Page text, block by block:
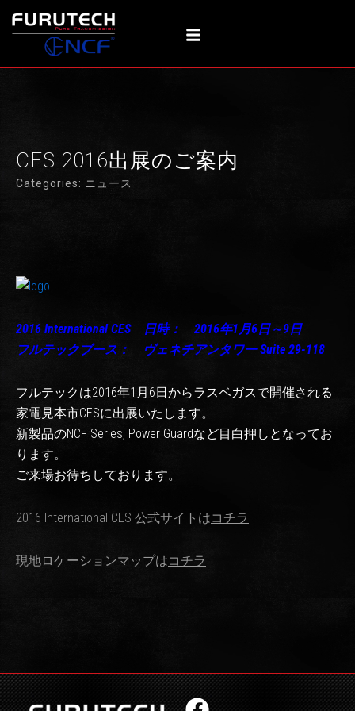
ス
CES 2016出展のご案内
Categories: ニュース
2016 International CES日時： 2016年1月6日～9日
フルテックブース： ヴェネチアンタワー Suite 29-118
フルテックは2016年1月6日からラスベガスで開催される
家電見本市CESに出展いたします。
新製品のNCF Series, Power Guardなど目白押しとなってお
ります。
ご来場お待ちしております。
2016 International CES 公式サイトはコチラ
現地ロケーションマップはコチラ